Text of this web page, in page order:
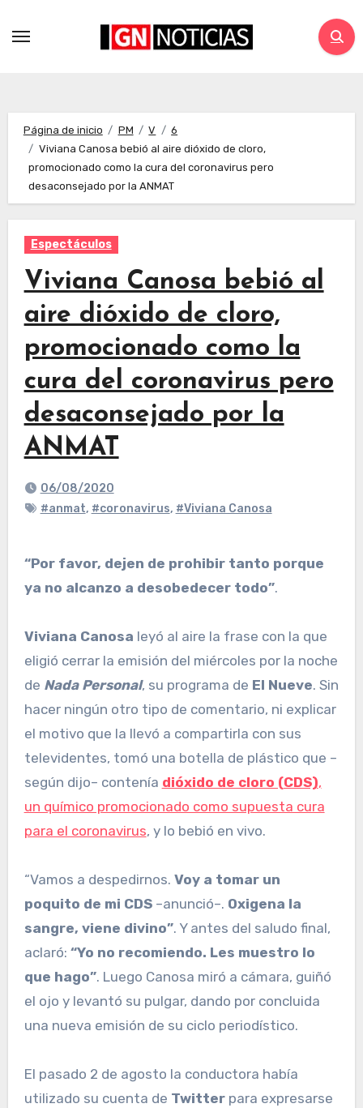
Página de inicio PM V
6
Viviana Canosa bebió al aire dióxido de cloro,
promocionado como la cura del coronavirus pero
desaconsejado por la ANMAT
Espectáculos
Viviana Canosa bebió al
aire dióxido de cloro,
promocionado como la
cura del coronavirus pero
desaconsejado por la
ANMAT
06/08/2020
#anmat, #coronavirus, #Viviana Canosa
“Por favor, dejen de prohibir tanto porque
ya no alcanzo a desobedecer todo”.
Viviana Canosa leyó al aire la frase con la que
eligió cerrar la emisión del miércoles por la noche
de Nada Personal, su programa de El Nueve. Sin
hacer ningún otro tipo de comentario, ni explicar
el motivo que la llevó a compartirla con sus
televidentes, tomó una botella de plástico que –
según dijo– contenía dióxido de cloro (CDS),
un químico promocionado como supuesta cura
para el coronavirus, y lo bebió en vivo.
“Vamos a despedirnos. Voy a tomar un
poquito de mi CDS–anunció–. Oxigena la
sangre, viene divino”. Y antes del saludo final,
aclaró: “Yo no recomiendo. Les muestro lo
que hago”. Luego Canosa miró a cámara, guiñó
el ojo y levantó su pulgar, dando por concluida
una nueva emisión de su ciclo periodístico.
El pasado 2 de agosto la conductora había
utilizado su cuenta de Twitterpara expresarse